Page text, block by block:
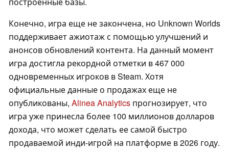
Конечно, игра еще не закончена, но Unknown Worlds
поддерживает ажиотаж с помощью улучшений и
анонсов обновлений контента. На данный момент
игра достигла рекордной отметки в 467 000
одновременных игроков в Steam. Хотя
официальные данные о продажах еще не
опубликованы, Alinea Analytics прогнозирует, что
игра уже принесла более 100 миллионов долларов
дохода, что может сделать ее самой быстро
продаваемой инди-игрой на платформе в 2026 году.